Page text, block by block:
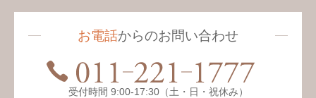
お電話からのお問い合わせ
受付時間 9:00-17:30（土・日・祝休み）